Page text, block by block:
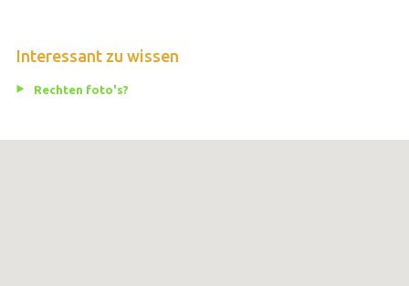
Interessant zu wissen
Rechten foto's?